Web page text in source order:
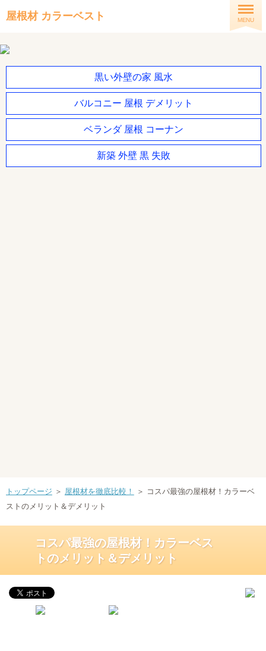
屋根材 カラーベスト MENU
黒い外壁の家 風水
バルコニー 屋根 デメリット
ベランダ 屋根 コーナン
新築 外壁 黒 失敗
トップページ ＞ 屋根材を徹底比較！
＞ コスパ最強の屋根材！カラーベ
ストのメリット＆デメリット
コスパ最強の屋根材！カラーベス
トのメリット＆デメリット